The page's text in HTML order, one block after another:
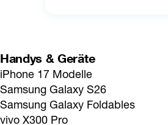
Handys & Geräte
iPhone 17 Modelle
Samsung Galaxy S26
Samsung Galaxy Foldables
vivo X300 Pro